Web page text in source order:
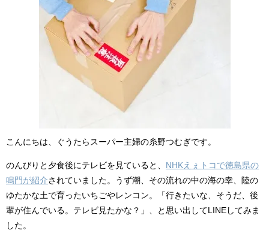
こんにちは、ぐうたらスーパー主婦の糸野つむぎです。
のんびりと夕食後にテレビを見ていると、 NHKえぇトコで徳島県の
鳴門が紹介 されていました。うず潮、その流れの中の海の幸、陸の
ゆたかな土で育ったいちごやレンコン。「行きたいな、そうだ、後
輩が住んでいる。テレビ見たかな？」、と思い出してLINEしてみま
した。